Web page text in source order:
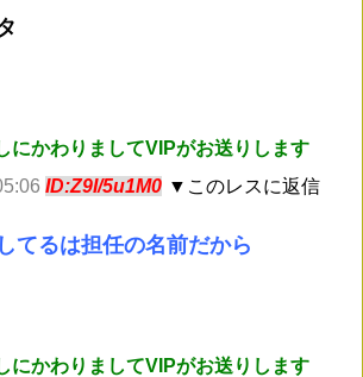
にかわりましてVIPがお送りします
ID:Z9I/5u1M0 ▼このレスに返信
てるは担任の名前だから
にかわりましてVIPがお送りします